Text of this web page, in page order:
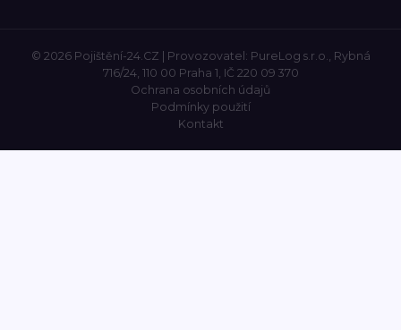
© 2026 Pojištění-24.CZ | Provozovatel: PureLog s.r.o., Rybná
716/24, 110 00 Praha 1, IČ 220 09 370
Ochrana osobních údajů
Podmínky použití
Kontakt